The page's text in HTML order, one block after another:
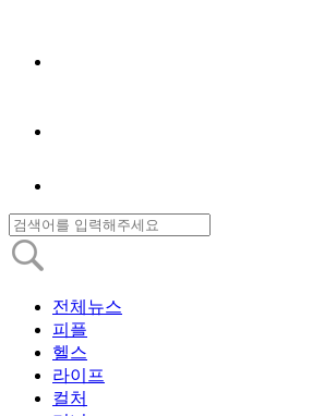
전체뉴스
피플
헬스
라이프
컬처